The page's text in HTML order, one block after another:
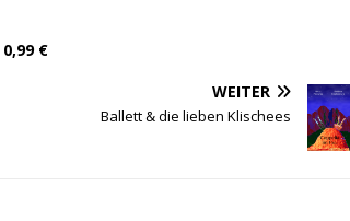
0,99 €
WEITER
Ballett & die lieben Klischees